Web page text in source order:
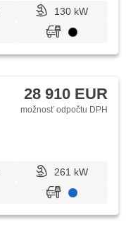
130 kW
28 910 EUR
možnosť odpočtu DPH
261 kW